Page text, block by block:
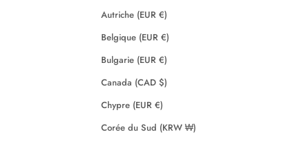
Autriche (EUR €)
Belgique (EUR €)
Bulgarie (EUR €)
Canada (CAD $)
Chypre (EUR €)
Corée du Sud (KRW ₩)